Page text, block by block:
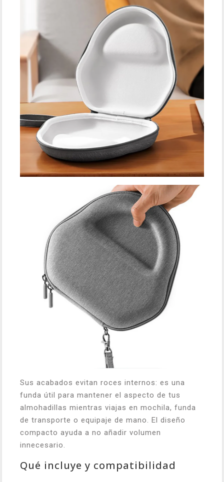
Sus acabados evitan roces internos: es una
funda útil para mantener el aspecto de tus
almohadillas mientras viajas en mochila, funda
de transporte o equipaje de mano. El diseño
compacto ayuda a no añadir volumen
innecesario.
Qué incluye y compatibilidad